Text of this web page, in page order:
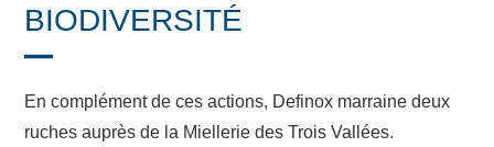
BIODIVERSITÉ
En complément de ces actions, Definox marraine deux
ruches auprès de la Miellerie des Trois Vallées.